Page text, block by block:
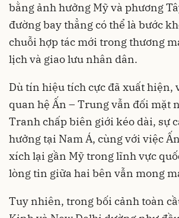
bằng ảnh hưởng Mỹ và phương
đường bay thẳng có thể là bước
chuỗi hợp tác mới trong thương
lịch và giao lưu nhân dân.
Dù tín hiệu tích cực đã xuất hiện,
quan hệ Ấn – Trung vẫn đối mặt
Tranh chấp biên giới kéo dài, sự
hưởng tại Nam Á, cùng với việc
xích lại gần Mỹ trong lĩnh vực
lòng tin giữa hai bên vẫn mong
Tuy nhiên, trong bối cảnh toàn